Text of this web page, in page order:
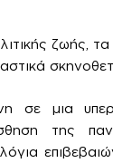
ζωής,
σε μια
της